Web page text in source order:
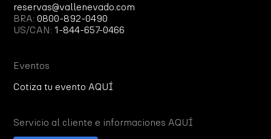
reservas@vallenevado.com
BRA:0800-892-0490
US/CAN:1-844-657-0466
Eventos
Cotiza tu evento AQUÍ
Servicio al cliente e informaciones AQUÍ